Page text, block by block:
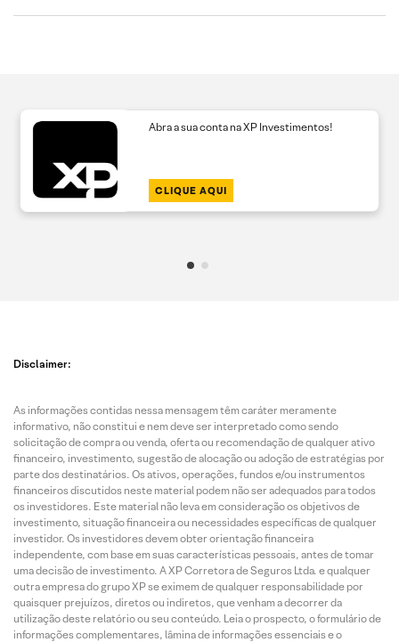
Abra a sua conta na XP Investimentos!
CLIQUE AQUI
Disclaimer:
As informações contidas nessa mensagem têm caráter meramente
informativo, não constitui e nem deve ser interpretado como sendo
solicitação de compra ou venda, oferta ou recomendação de qualquer ativo
financeiro, investimento, sugestão de alocação ou adoção de estratégias por
parte dos destinatários. Os ativos, operações, fundos e/ou instrumentos
financeiros discutidos neste material podem não ser adequados para todos
os investidores. Este material não leva em consideração os objetivos de
investimento, situação financeira ou necessidades específicas de qualquer
investidor. Os investidores devem obter orientação financeira
independente, com base em suas características pessoais, antes de tomar
uma decisão de investimento. A XP Corretora de Seguros Ltda. e qualquer
outra empresa do grupo XP se eximem de qualquer responsabilidade por
quaisquer prejuízos, diretos ou indiretos, que venham a decorrer da
utilização deste relatório ou seu conteúdo. Leia o prospecto, o formulário de
informações complementares, lâmina de informações essenciais e o